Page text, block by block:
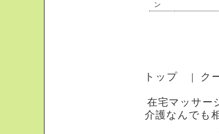
ン
トップ ｜ ク
在宅マッサー
介護なんでも